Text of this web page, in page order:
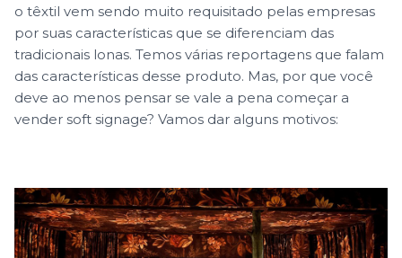
o têxtil vem sendo muito requisitado pelas empresas
por suas características que se diferenciam das
tradicionais lonas. Temos várias reportagens que falam
das características desse produto. Mas, por que você
deve ao menos pensar se vale a pena começar a
vender soft signage? Vamos dar alguns motivos: